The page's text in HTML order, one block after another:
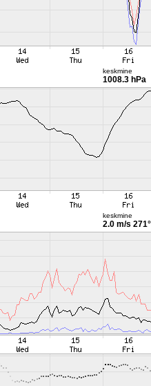
keskmine
1008.3 hPa
keskmine
2.0 m/s 271°